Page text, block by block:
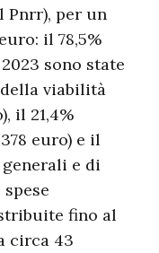
Pnrr), per un
il 78,5%
sono state
viabilità
il 21,4%
euro) e il
e di
spese
fino al
circa 43